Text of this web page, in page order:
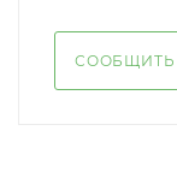
СООБЩИТЬ